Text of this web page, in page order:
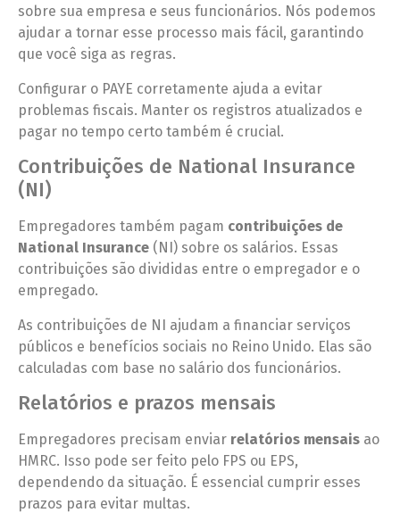
sobre sua empresa e seus funcionários. Nós podemos
ajudar a tornar esse processo mais fácil, garantindo
que você siga as regras.
Configurar o PAYE corretamente ajuda a evitar
problemas fiscais. Manter os registros atualizados e
pagar no tempo certo também é crucial.
Contribuições de National Insurance
(NI)
Empregadores também pagam contribuições de
National Insurance (NI) sobre os salários. Essas
contribuições são divididas entre o empregador e o
empregado.
As contribuições de NI ajudam a financiar serviços
públicos e benefícios sociais no Reino Unido. Elas são
calculadas com base no salário dos funcionários.
Relatórios e prazos mensais
Empregadores precisam enviar relatórios mensais ao
HMRC. Isso pode ser feito pelo FPS ou EPS,
dependendo da situação. É essencial cumprir esses
prazos para evitar multas.